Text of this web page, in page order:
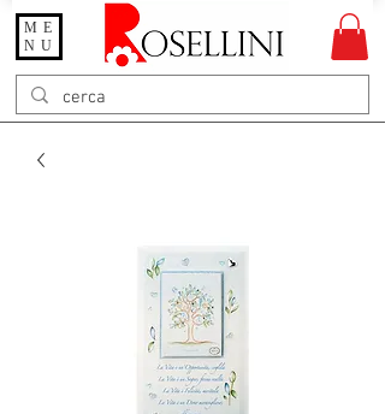
Gioielleria Rosellini
Rosellini online
ME
NU